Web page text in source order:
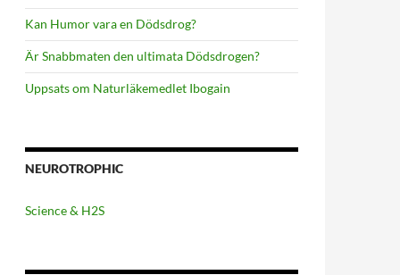
Kan Humor vara en Dödsdrog?
Är Snabbmaten den ultimata Dödsdrogen?
Uppsats om Naturläkemedlet Ibogain
NEUROTROPHIC
Science & H2S